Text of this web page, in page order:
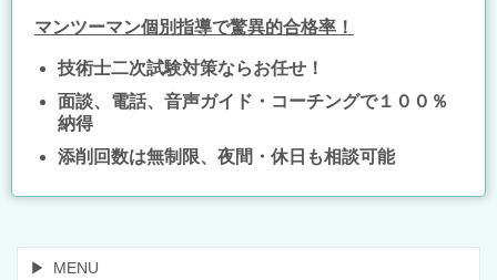
マンツーマン個別指導で驚異的合格率！
技術士二次試験対策ならお任せ！
面談、電話、音声ガイド・コーチングで１００％
納得
添削回数は無制限、夜間・休日も相談可能
MENU